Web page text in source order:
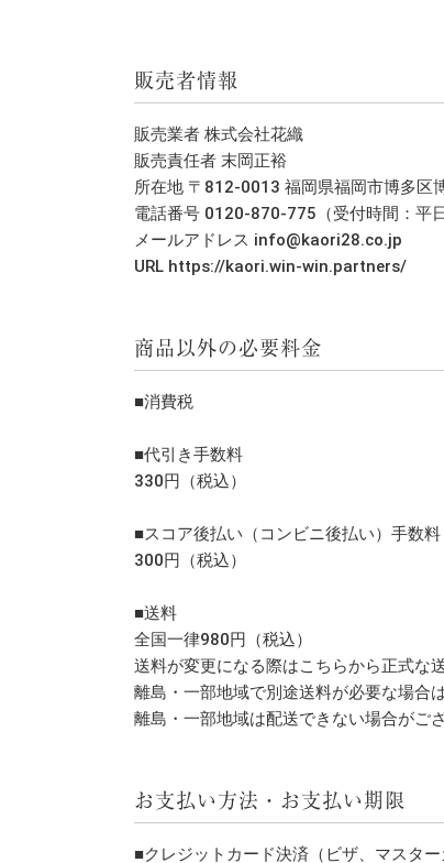
販売者情報
販売業者 株式会社花織
販売責任者 末岡正裕
所在地 〒812-0013 福岡県福岡市博多区
電話番号 0120-870-775（受付時間：平
メールアドレス info@kaori28.co.jp
URL https://kaori.win-win.partners/
商品以外の必要料金
■消費税
■代引き手数料
330円（税込）
■スコア後払い（コンビニ後払い）手数料
300円（税込）
■送料
全国一律980円（税込）
送料が変更になる際はこちらから正式な
離島・一部地域で別途送料が必要な場合
離島・一部地域は配送できない場合がござ
お支払い方法・お支払い期限
■クレジットカード決済（ビザ、マスタ